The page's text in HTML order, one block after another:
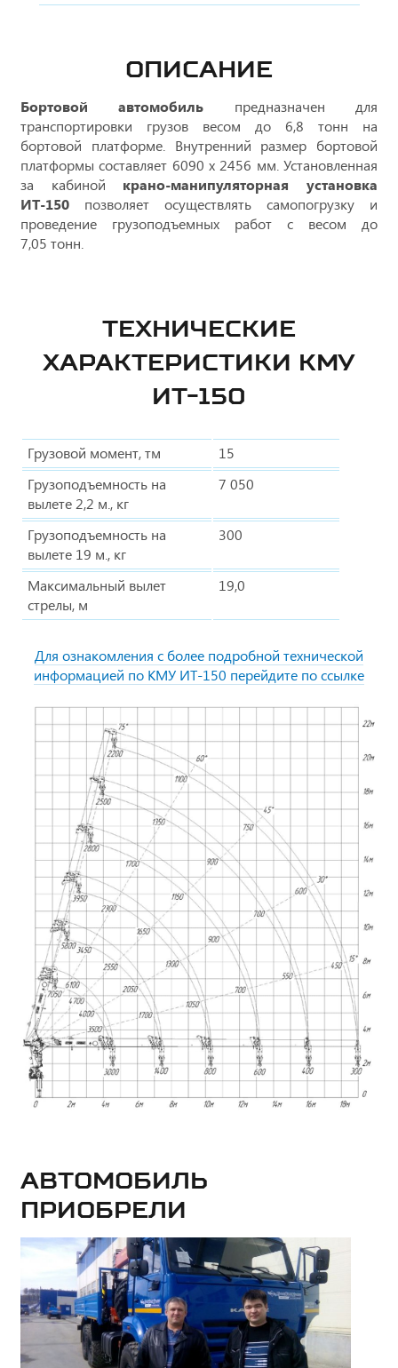
ОПИСАНИЕ
Бортовой автомобиль предназначен для
транспортировки грузов весом до 6,8 тонн на
бортовой платформе. Внутренний размер бортовой
платформы составляет 6090 х 2456 мм. Установленная
за кабиной крано-манипуляторная установка
ИТ-150 позволяет осуществлять самопогрузку и
проведение грузоподъемных работ с весом до
7,05 тонн.
ТЕХНИЧЕСКИЕ
ХАРАКТЕРИСТИКИ КМУ
ИТ-150
Грузовой момент, тм
15
Грузоподъемность на
вылете 2,2 м., кг
7 050
Грузоподъемность на
вылете 19 м., кг
300
Максимальный вылет
стрелы, м
19,0
Для ознакомления с более подробной технической
информацией по КМУ ИТ-150 перейдите по ссылке
Автомобиль
приобрели